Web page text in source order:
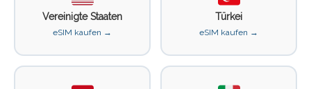
Vereinigte Staaten
eSIM kaufen →
Türkei
eSIM kaufen →